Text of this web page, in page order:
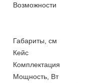
Возможности
Габариты, см
Кейс
Комплектация
Мощность, Вт